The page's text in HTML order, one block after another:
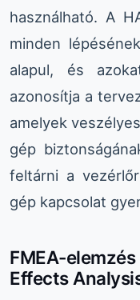
használható. A
minden
alapul, és
azonosítja a
amelyek
gép
feltárni a
gép kapcsolat
FMEA-
Effects